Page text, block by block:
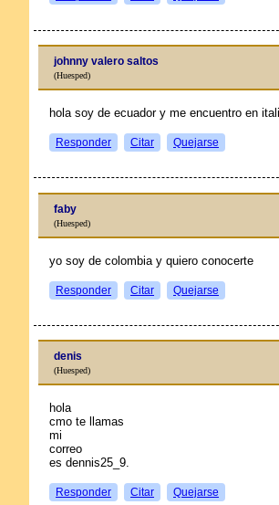
johnny valero saltos
(Huesped)
hola soy de ecuador y me encuentro en
Responder Citar Quejarse
faby
(Huesped)
yo soy de colombia y quiero conocerte
Responder Citar Quejarse
denis
(Huesped)
hola
cmo te llamas
mi
correo
es dennis25_9.
Responder Citar Quejarse